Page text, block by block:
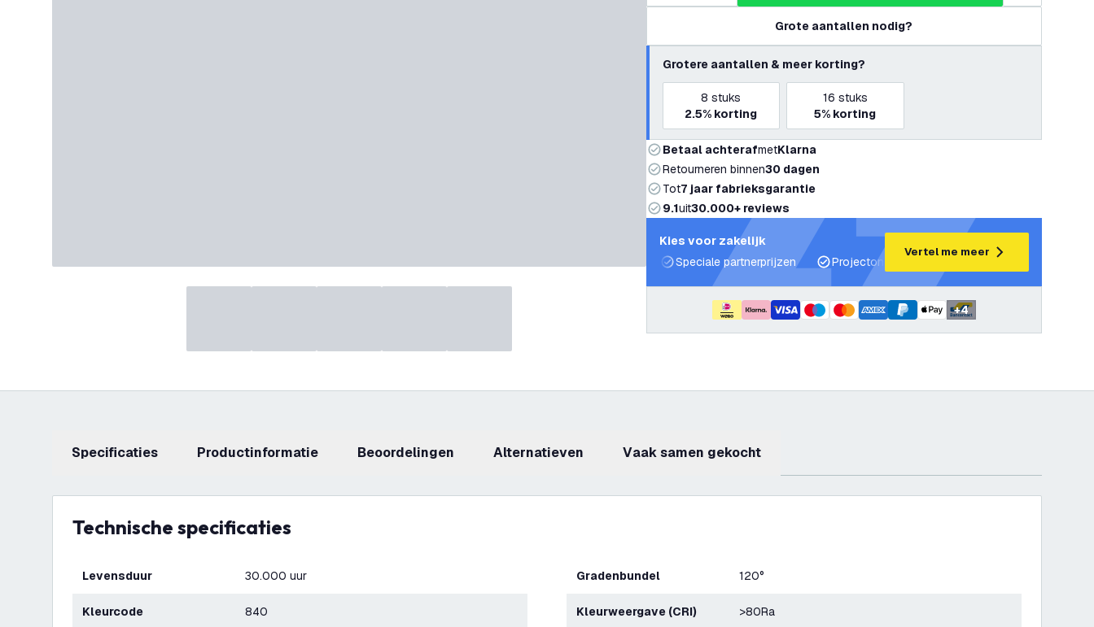
Grote aantallen nodig?
Grotere aantallen & meer korting?
8 stuks
2.5% korting
16 stuks
5% korting
Betaal achterafmetKlarna
Retourneren binnen30 dagen
Tot7 jaar fabrieksgarantie
9.1uit30.000+ reviews
Kies voor zakelijk
Speciale partnerprijzen
Projectondersteuning en lichtplannen
Vertel me meer
+4
Specificaties productinformatie beoordelingen Alternatieven Vaak samen gekocht
Technische specificaties
Levensduur 30.000 uur
Kleurcode 840
Gradenbundel 120°
Kleurweergave (CRI) >80Ra